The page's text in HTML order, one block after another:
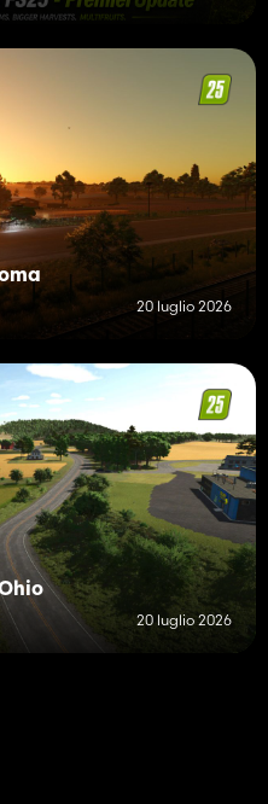
20 luglio 2026
20 luglio 2026